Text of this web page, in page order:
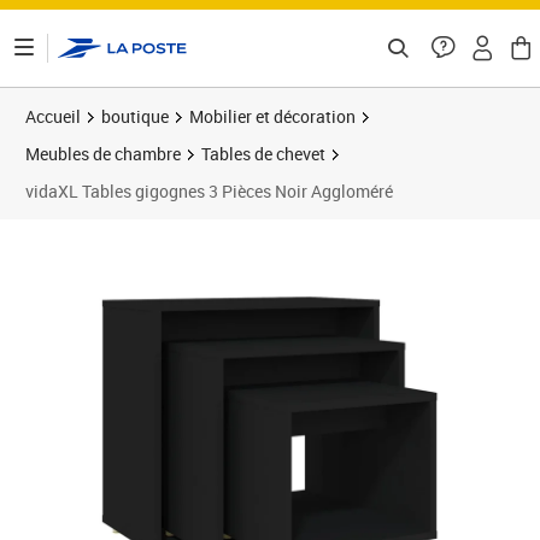
Accueil boutique
Mobilier et décoration
Meubles de chambre
Tables de chevet
vidaXL Tables gigognes 3 Pièces Noir Aggloméré